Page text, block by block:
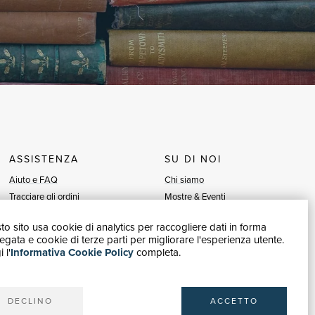
sito usa cookie di analytics per raccogliere dati in forma
e cookie di terze parti per migliorare l'esperienza utente.
l'Informativa Cookie Policycompleta.
DECLINO ACCETTO
ASSISTENZA
Aiuto e FAQ
Tracciare gli ordini
Fatturazione
Carta del Docente / 18App
SU DI NOI
Chi siamo
Mostre & Eventi
Blog
Vendi con noi